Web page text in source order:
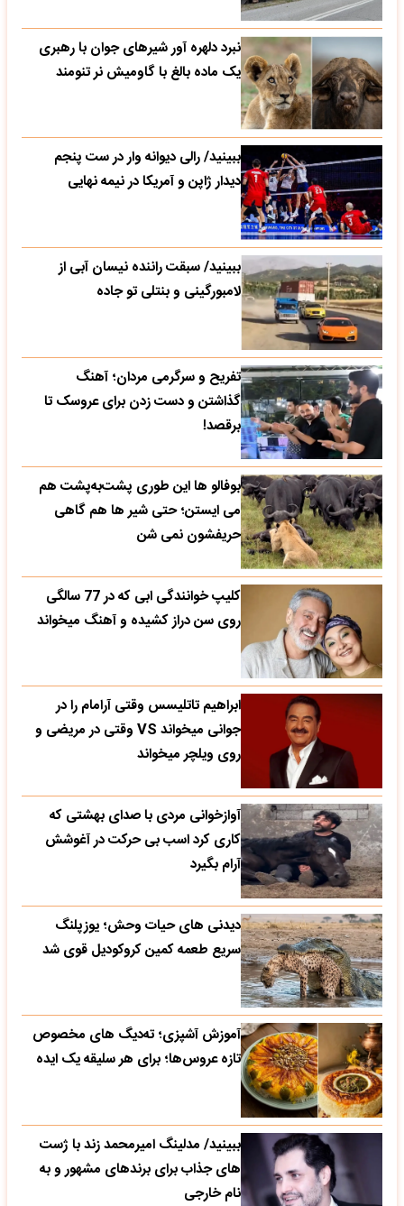
نبرد دلهره آور شیرهای جوان با رهبری
یک ماده بالغ با گاومیش نر تنومند
ببینید/ رالی دیوانه وار در ست پنجم
دیدار ژاپن و آمریکا در نیمه نهایی
ببینید/ سبقت راننده نیسان آبی از
لامبورگینی و بنتلی تو جاده
تفریح و سرگرمی مردان؛ آهنگ
گذاشتن و دست زدن برای عروسک تا
برقصد!
بوفالو ها این‌ طوری پشت‌به‌پشت هم
می‌ ایستن؛ حتی شیر ها هم گاهی
حریفشون نمی‌ شن
کلیپ خوانندگی ابی که در 77 سالگی
روی سن دراز کشیده و آهنگ میخواند
ابراهیم تاتلیسس وقتی آرامام را در
جوانی میخواند VS وقتی در مریضی و
روی ویلچر میخواند
آوازخوانی مردی با صدای بهشتی که
کاری کرد اسب بی حرکت در آغوشش
آرام بگیرد
دیدنی های حیات وحش؛ یوزپلنگ
سریع طعمه کمین کروکودیل قوی شد
آموزش آشپزی؛ ته‌دیگ‌ های مخصوص
تازه‌ عروس‌ها؛ برای هر سلیقه یک ایده
ببینید/ مدلینگ امیرمحمد زند با ژست
های جذاب برای برندهای مشهور و به
نام خارجی